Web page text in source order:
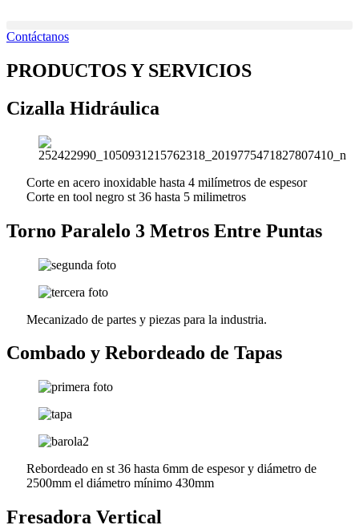
contenido
Contáctanos
PRODUCTOS Y SERVICIOS
Cizalla Hidráulica
Corte en acero inoxidable hasta 4 milímetros de espesor
Corte en tool negro st 36 hasta 5 milimetros
Torno Paralelo 3 Metros Entre Puntas
Mecanizado de partes y piezas para la industria.
Combado y Rebordeado de Tapas
Rebordeado en st 36 hasta 6mm de espesor y diámetro de
2500mm el diámetro mínimo 430mm
Fresadora Vertical